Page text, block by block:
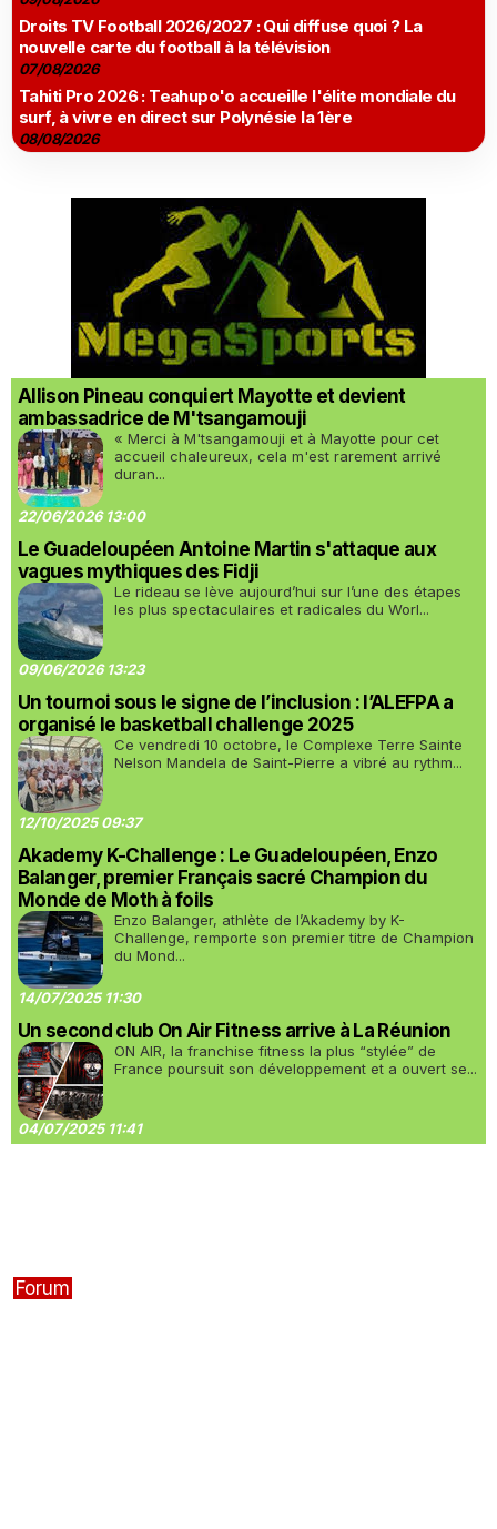
Droits TV Football 2026/2027 : Qui diffuse quoi ? La
nouvelle carte du football à la télévision
07/08/2026
Tahiti Pro 2026 : Teahupo'o accueille l'élite mondiale du
surf, à vivre en direct sur Polynésie la 1ère
08/08/2026
Allison Pineau conquiert Mayotte et devient
ambassadrice de M'tsangamouji
« Merci à M'tsangamouji et à Mayotte pour cet
accueil chaleureux, cela m'est rarement arrivé
duran...
22/06/2026 13:00
Le Guadeloupéen Antoine Martin s'attaque aux
vagues mythiques des Fidji
Le rideau se lève aujourd’hui sur l’une des étapes
les plus spectaculaires et radicales du Worl...
09/06/2026 13:23
Un tournoi sous le signe de l’inclusion : l’ALEFPA a
organisé le basketball challenge 2025
Ce vendredi 10 octobre, le Complexe Terre Sainte
Nelson Mandela de Saint-Pierre a vibré au rythm...
12/10/2025 09:37
Akademy K-Challenge : Le Guadeloupéen, Enzo
Balanger, premier Français sacré Champion du
Monde de Moth à foils
Enzo Balanger, athlète de l’Akademy by K-
Challenge, remporte son premier titre de Champion
du Mond...
14/07/2025 11:30
Un second club On Air Fitness arrive à La Réunion
ON AIR, la franchise fitness la plus “stylée” de
France poursuit son développement et a ouvert se...
04/07/2025 11:41
Forum